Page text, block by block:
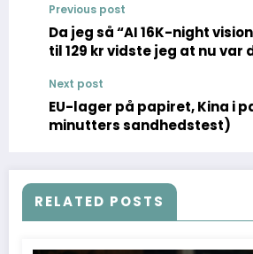
Previous post
Da jeg så “AI 16K-night
til 129 kr vidste jeg at nu var
Next post
EU-lager på papiret, Kina i
minutters sandhedstest)
RELATED POSTS